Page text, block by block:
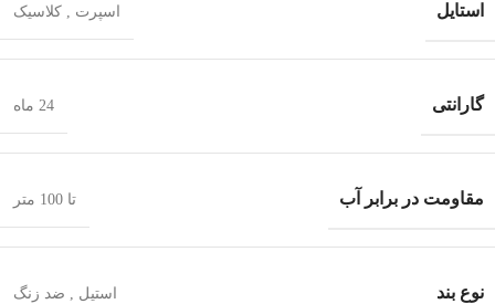
استایل اسپرت , کلاسیک
گارانتی 24 ماه
مقاومت در برابر آب تا 100 متر
نوع بند استیل , ضد زنگ